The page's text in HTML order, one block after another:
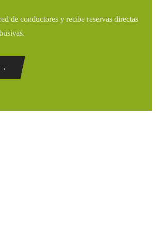
de conductores y recibe reservas directas